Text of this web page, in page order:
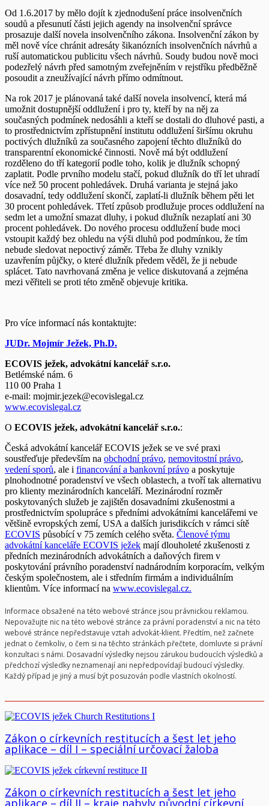
Od 1.6.2017 by mělo dojít k zjednodušení práce insolvenčních
soudů a přesunutí části jejich agendy na insolvenční správce
prosazuje další novela insolvenčního zákona. Insolvenční zákon by
měl nově více chránit adresáty šikanózních insolvenčních návrhů a
ruší automatickou publicitu všech návrhů. Soudy budou nově moci
podezřelý návrh před samotným zveřejněním v rejstříku předběžně
posoudit a zneužívající návrh přímo odmítnout.
Na rok 2017 je plánovaná také další novela insolvencí, která má
umožnit dostupnější oddlužení i pro ty, kteří by na něj za
současných podmínek nedosáhli a kteří se dostali do dluhové pasti, a
to prostřednictvím zpřístupnění institutu oddlužení širšímu okruhu
poctivých dlužníků za současného zapojení těchto dlužníků do
transparentní ekonomické činnosti. Nově má být oddlužení
rozděleno do tří kategorií podle toho, kolik je dlužník schopný
zaplatit. Podle prvního modelu stačí, pokud dlužník do tří let uhradí
více než 50 procent pohledávek. Druhá varianta je stejná jako
dosavadní, tedy oddlužení skončí, zaplatí-li dlužník během pěti let
30 procent pohledávek. Třetí způsob prodlužuje proces oddlužení na
sedm let a umožní smazat dluhy, i pokud dlužník nezaplatí ani 30
procent pohledávek. Do nového procesu oddlužení bude moci
vstoupit každý bez ohledu na výši dluhů pod podmínkou, že tím
nebude sledovat nepoctivý záměr. Třeba že dluhy vznikly
uzavřením půjčky, o které dlužník předem věděl, že ji nebude
splácet. Tato navrhovaná změna je velice diskutovaná a zejména
mezi věřiteli se proti této změně objevuje kritika.
Pro více informací nás kontaktujte:
JUDr. Mojmír Ježek, Ph.D.
ECOVIS ježek, advokátní kancelář s.r.o.
Betlémské nám. 6
110 00 Praha 1
e-mail: mojmir.jezek@ecovislegal.cz
www.ecovislegal.cz
O ECOVIS ježek, advokátní kancelář s.r.o.:
Česká advokátní kancelář ECOVIS ježek se ve své praxi
soustřeďuje především na obchodní právo, nemovitostní právo,
vedení sporů, ale i financování a bankovní právo a poskytuje
plnohodnotné poradenství ve všech oblastech, a tvoří tak alternativu
pro klienty mezinárodních kanceláří. Mezinárodní rozměr
poskytovaných služeb je zajištěn dosavadními zkušenostmi a
prostřednictvím spolupráce s předními advokátními kancelářemi ve
většině evropských zemí, USA a dalších jurisdikcích v rámci sítě
ECOVIS působící v 75 zemích celého světa. Členové týmu
advokátní kanceláře ECOVIS ježek mají dlouholeté zkušenosti z
předních mezinárodních advokátních a daňových firem v
poskytování právního poradenství nadnárodním korporacím, velkým
českým společnostem, ale i středním firmám a individuálním
klientům. Více informací na www.ecovislegal.cz.
Informace obsažené na této webové stránce jsou právnickou reklamou.
Nepovažujte nic na této webové stránce za právní poradenství a nic na této
webové stránce nepředstavuje vztah advokát-klient. Předtím, než začnete
jednat o čemkoliv, o čem si na těchto stránkách přečtete, domluvte si právní
konzultaci s námi. Dosavadní výsledky nejsou zárukou budoucích výsledků a
předchozí výsledky neznamenají ani nepředpovídají budoucí výsledky.
Každý případ je jiný a musí být posuzován podle vlastních okolností.
Zákon o církevních restitucích a šest let jeho
aplikace – díl I – speciální určovací žaloba
Zákon o církevních restitucích a šest let jeho
aplikace – díl II – kraje nabyly původní církevní